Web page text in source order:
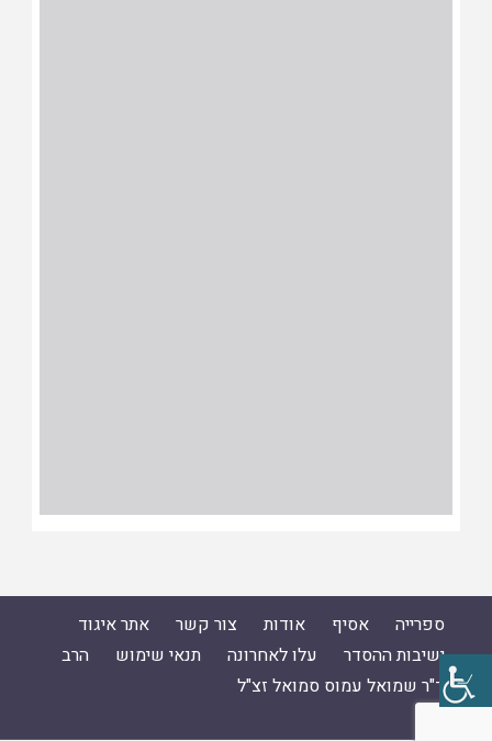
ספרייה אסיף אודות צור קשר
אתר איגוד
ישיבות ההסדר
עלו לאחרונה תנאי שימוש
הרב
ד"ר שמואל עמוס סמואל זצ"ל